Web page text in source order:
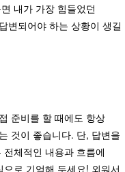
내가 가장 힘들었던
변되어야 하는 상황이 생길
준비를 할 때에도 항상
것이 좋습니다. 단, 답변을
체적인 내용과 흐름에
로 기억해 두세요! 외워서